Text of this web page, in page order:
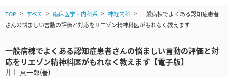
TOP すべて 臨床医学・内科系 神経内科
一般病棟でよくある認知症患者
さんの悩ましい言動の評価と対応をリエゾン精神科医がもれなく教えます
一般病棟でよくある認知症患者さんの悩ましい言動の評価と対
応をリエゾン精神科医がもれなく教えます【電子版】
井上 真一郎(著)